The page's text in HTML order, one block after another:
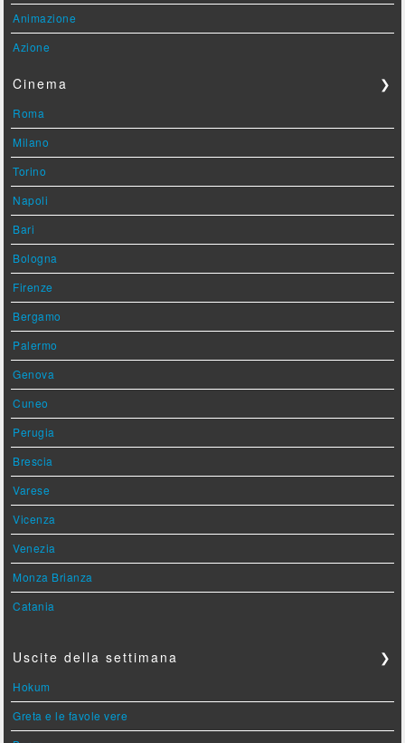
Animazione
Azione
Cinema ❯
Roma
Milano
Torino
Napoli
Bari
Bologna
Firenze
Bergamo
Palermo
Genova
Cuneo
Perugia
Brescia
Varese
Vicenza
Venezia
Monza Brianza
Catania
Uscite della settimana ❯
Hokum
Greta e le favole vere